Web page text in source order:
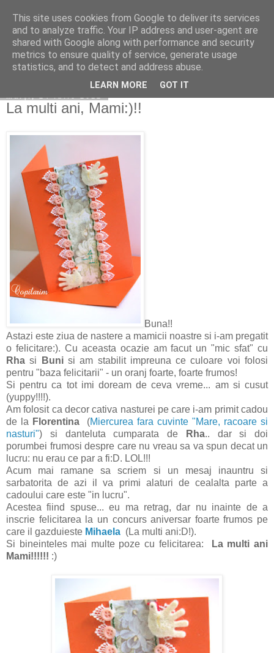
Copilarim
La multi ani, Mami:)!!
Buna!!
Astazi este ziua de nastere a mamicii noastre si i-am pregatit
o felicitare:). Cu aceasta ocazie am facut un "mic sfat" cu
Rha si Bunisi am stabilit impreuna ce culoare voi folosi
pentru "baza felicitarii" - un oranj foarte, foarte frumos!
Si pentru ca tot imi doream de ceva vreme... am si cusut
(yuppy!!!!).
Am folosit ca decor cativa nasturei pe care i-am primit cadou
de la Florentina (Miercurea fara cuvinte "Mare, racoare si
nasturi") si danteluta cumparata de Rha.. dar si doi
porumbei frumosi despre care nu vreau sa va spun decat un
lucru: nu erau ce par a fi:D. LOL!!!
Acum mai ramane sa scriem si un mesaj inauntru si
sarbatorita de azi il va primi alaturi de cealalta parte a
cadoului care este "in lucru".
Acestea fiind spuse... eu ma retrag, dar nu inainte de a
inscrie felicitarea la un concurs aniversar foarte frumos pe
care il gazduieste Mihaela (La multi ani:D!).
Si bineinteles mai multe poze cu felicitarea:
La multi ani
Mami!!!!!! :)
This site uses cookies from Google to deliver its services
and to analyze traffic. Your IP address and user-agent are
shared with Google along with performance and security
metrics to ensure quality of service, generate usage
statistics, and to detect and address abuse.
LEARN MORE GOT IT